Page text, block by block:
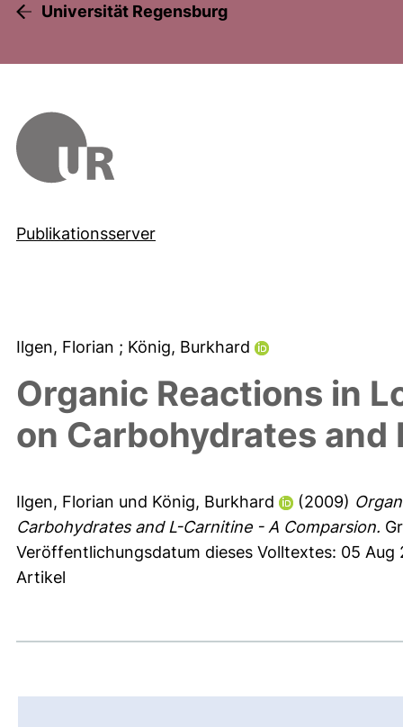
Universität Regensburg
Publikationsserver
Ilgen, Florian ; König, Burkhard
Organic Reactions in
on Carbohydrates
Ilgen, Florian und König, Burkhard (2009)
Carbohydrates and L-Carnitine - A Comparsion.
Veröffentlichungsdatum dieses Volltextes: 05 Aug
Artikel